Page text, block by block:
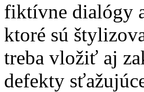
fiktívne dialógy
ktoré sú
treba vložiť aj
defekty